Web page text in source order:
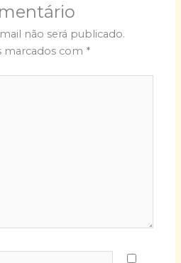
não será publicado.
marcados com *